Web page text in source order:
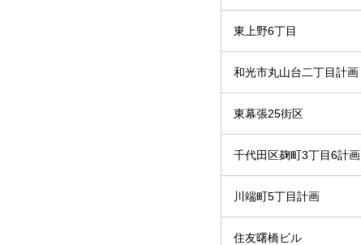
東上野6丁目
和光市丸山台二丁目計画
東幕張25街区
千代田区麹町3丁目6計画
川端町5丁目計画
住友曙橋ビル